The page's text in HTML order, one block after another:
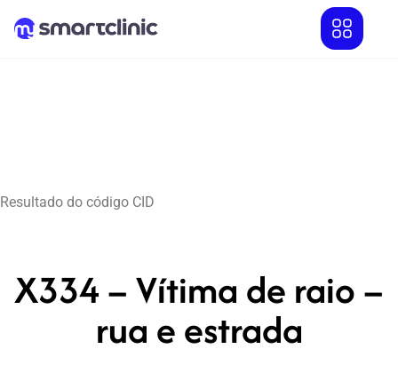
Resultado do código CID
X334 – Vítima de raio –
rua e estrada